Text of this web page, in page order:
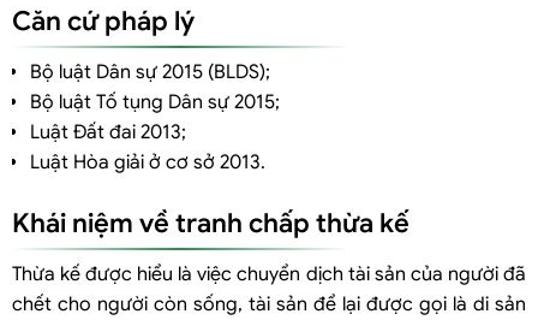
Thủ tục giải quyết tranh chấp thừa kế tại Bến Tre thông qua khởi
kiện tại tòa án
Bước 1: Nộp hồ sơ khởi kiện tại Tòa án
Bước 2: Thụ lý vụ án
Bước 3: Chuẩn bị xét xử
Bước 4: Đưa vụ án ra xét xử sơ thẩm:
Thông tin liên hệ luật sư tư vấn pháp luật thừa kế của công ty luật
Việt An
Dịch vụ tư vấn giải quyết tranh chấp thừa kế ở Bến Tre
Căn cứ pháp lý
Bộ luật Dân sự 2015 (BLDS);
Bộ luật Tố tụng Dân sự 2015;
Luật Đất đai 2013;
Luật Hòa giải ở cơ sở 2013.
Khái niệm về tranh chấp thừa kế
Thừa kế được hiểu là việc chuyển dịch tài sản của người đã
chết cho người còn sống, tài sản để lại được gọi là di sản